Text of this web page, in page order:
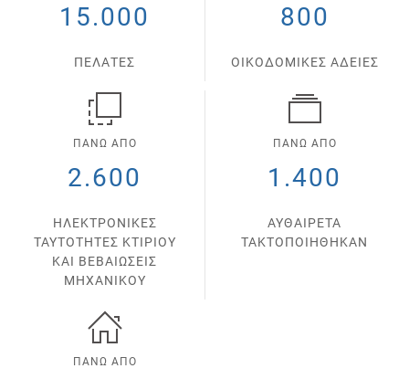
15.000
ΠΕΛΑΤΕΣ
800
ΟΙΚΟΔΟΜΙΚΕΣ ΑΔΕΙΕΣ
ΠΑΝΩ ΑΠΟ
2.600
ΗΛΕΚΤΡΟΝΙΚΕΣ
ΤΑΥΤΟΤΗΤΕΣ ΚΤΙΡΙΟΥ
ΚΑΙ ΒΕΒΑΙΩΣΕΙΣ
ΜΗΧΑΝΙΚΟΥ
ΠΑΝΩ ΑΠΟ
1.400
ΑΥΘΑΙΡΕΤΑ
ΤΑΚΤΟΠΟΙΗΘΗΚΑΝ
ΠΑΝΩ ΑΠΟ